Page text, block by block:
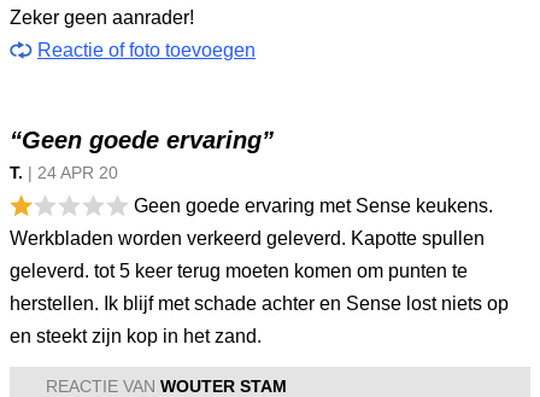
Zeker geen aanrader!
Reactie of foto toevoegen
“Geen goede ervaring”
T. | 24 APR 20
Geen goede ervaring met Sense keukens.
Werkbladen worden verkeerd geleverd. Kapotte spullen
geleverd. tot 5 keer terug moeten komen om punten te
herstellen. Ik blijf met schade achter en Sense lost niets op
en steekt zijn kop in het zand.
REACTIE VAN WOUTER STAM